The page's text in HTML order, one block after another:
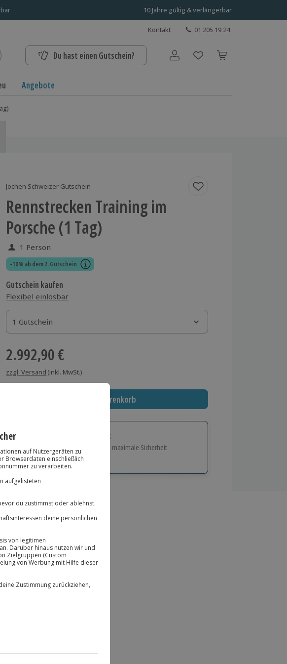
10 Jahre gültig & verlängerbar
Kontakt 01 205 19 24
Du hast einen Gutschein? Benutzerkonto
Angebote
Jochen Schweizer Gutschein
Rennstrecken Training im
Porsche (1 Tag)
1 Person
-10% ab dem 2. Gutschein
Gutschein kaufen
Flexibel einlösbar
1 Gutschein
1 Gutschein
1 Gutschein
2.992,90 €
zzgl. Versand (inkl. MwSt.)
In den Warenkorb
Immer das richtige Geschenk:
Große Auswahl, volle Flexibilität und maximale Sicherheit
Große Auswahl
Über 9.000 Erlebnisse.
Jeder Gutschein für alle Erlebnisse einlösbar.
Maximale Sicherheit